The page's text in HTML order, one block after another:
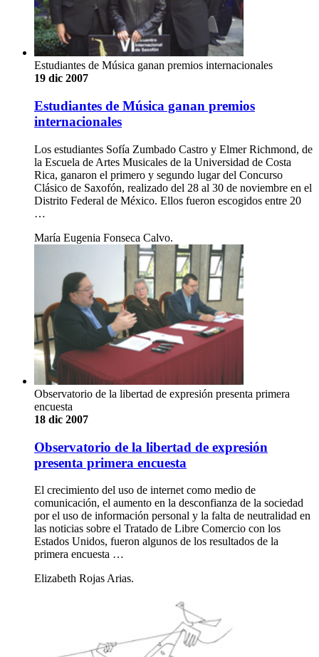
Estudiantes de Música ganan premios internacionales
19 dic 2007
Estudiantes de Música ganan premios
internacionales
Los estudiantes Sofía Zumbado Castro y Elmer Richmond, de
la Escuela de Artes Musicales de la Universidad de Costa
Rica, ganaron el primero y segundo lugar del Concurso
Clásico de Saxofón, realizado del 28 al 30 de noviembre en el
Distrito Federal de México. Ellos fueron escogidos entre 20
…
María Eugenia Fonseca Calvo.
Observatorio de la libertad de expresión presenta primera
encuesta
18 dic 2007
Observatorio de la libertad de expresión
presenta primera encuesta
El crecimiento del uso de internet como medio de
comunicación, el aumento en la desconfianza de la sociedad
por el uso de información personal y la falta de neutralidad en
las noticias sobre el Tratado de Libre Comercio con los
Estados Unidos, fueron algunos de los resultados de la
primera encuesta …
Elizabeth Rojas Arias.